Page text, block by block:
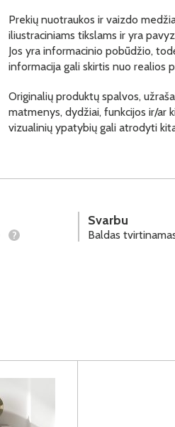
Prekių nuotraukos ir vaizdo
iliustraciniams tikslams ir yra
Jos yra informacinio pobūdžio,
informacija gali skirtis nuo realios
Originalių produktų spalvos,
matmenys, dydžiai, funkcijos ir/ar
vizualinių ypatybių gali atrodyti
?
Svarbu
Baldas